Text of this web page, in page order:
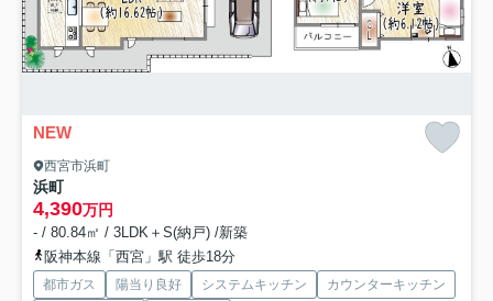
NEW
西宮市浜町
浜町
4,390万円
- / 80.84㎡ / 3LDK＋S(納戸) /新築
阪神本線「西宮」駅 徒歩18分
都市ガス 陽当り良好 システムキッチン
カウンターキッチン